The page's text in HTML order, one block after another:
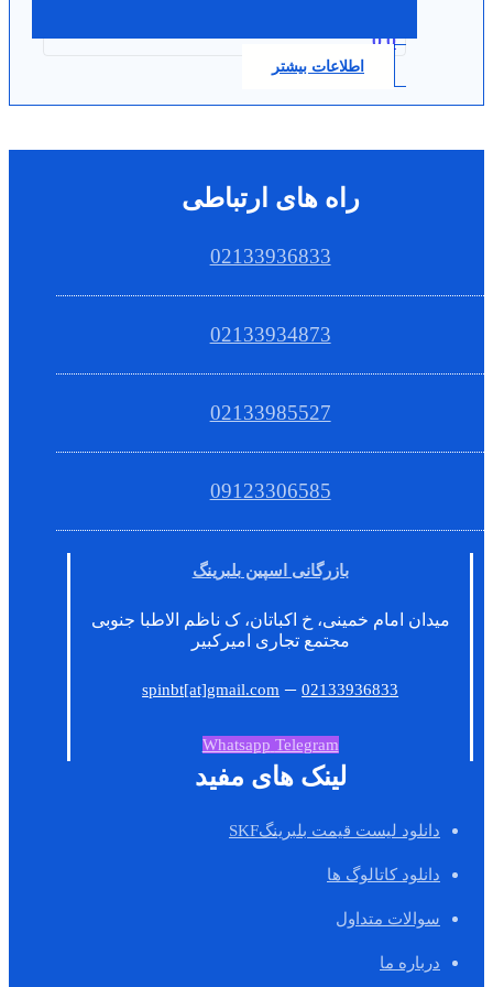
0.0
اطلاعات بیشتر
راه های ارتباطی
02133936833
02133934873
02133985527
09123306585
بازرگانی اسپین بلبرینگ
میدان امام خمینی، خ اکباتان، ک ناظم الاطبا جنوبی
مجتمع تجاری امیرکبیر
spinbt[at]gmail.com –02133936833
Whatsapp Telegram
لینک های مفید
دانلود لیست قیمت بلبرینگSKF
دانلود کاتالوگ ها
سوالات متداول
درباره ما